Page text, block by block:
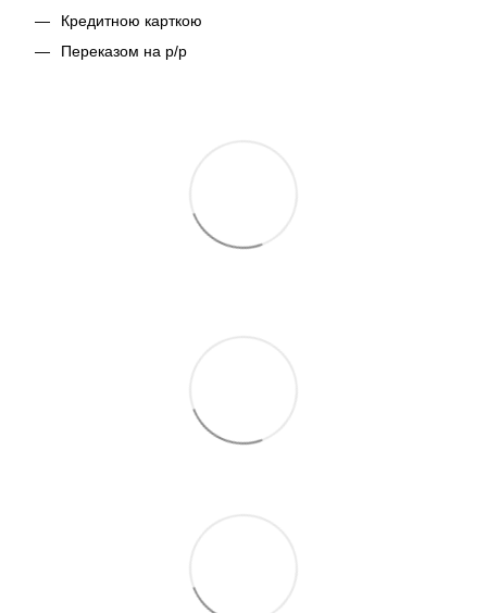
Кредитною карткою
Переказом на р/р